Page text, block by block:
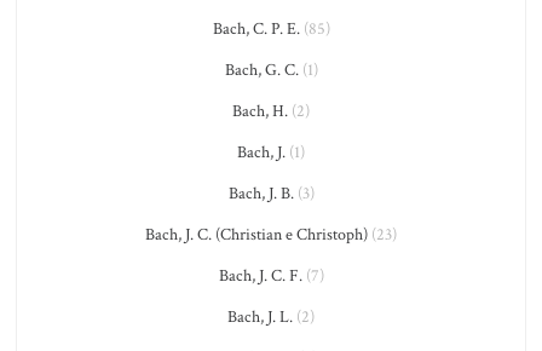
Bach, C. P. E.(85)
Bach, G. C.(1)
Bach, H. (2)
Bach, J. (1)
Bach, J. B.(3)
Bach, J. C. (Christian e Christoph) (23)
Bach, J. C. F.(7)
Bach, J. L. (2)